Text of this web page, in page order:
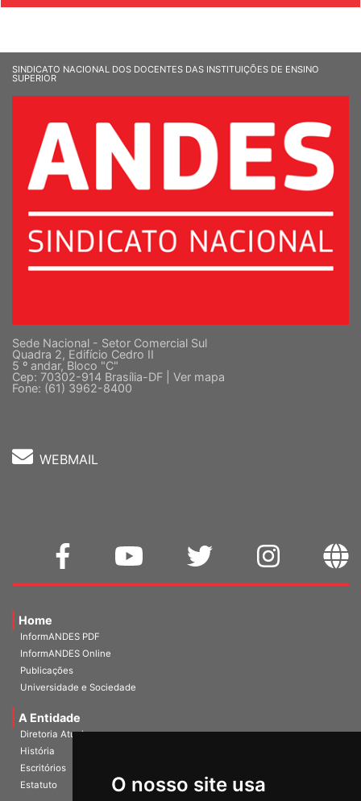
O nosso site usa
SINDICATO NACIONAL DOS DOCENTES DAS INSTITUIÇÕES DE ENSINO
SUPERIOR
Sede Nacional - Setor Comercial Sul
Quadra 2, Edifício Cedro II
5 º andar, Bloco "C"
Cep: 70302-914 Brasília-DF | Ver mapa
Fone: (61) 3962-8400
WEBMAIL
Home
InformANDES PDF
InformANDES Online
Publicações
Universidade e Sociedade
A Entidade
Diretoria Atual
História
Escritórios
Estatuto